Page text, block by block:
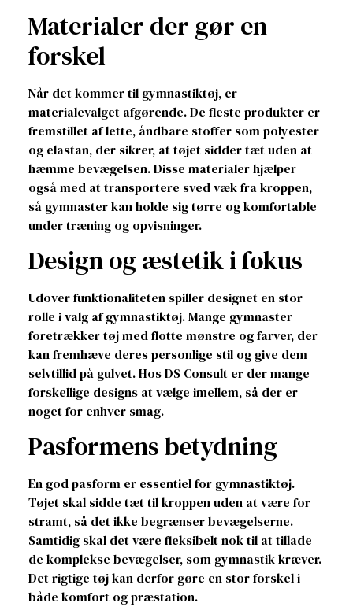
Materialer der gør en
forskel
Når det kommer til gymnastiktøj, er
materialevalget afgørende. De fleste produkter er
fremstillet af lette, åndbare stoffer som polyester
og elastan, der sikrer, at tøjet sidder tæt uden at
hæmme bevægelsen. Disse materialer hjælper
også med at transportere sved væk fra kroppen,
så gymnaster kan holde sig tørre og komfortable
under træning og opvisninger.
Design og æstetik i fokus
Udover funktionaliteten spiller designet en stor
rolle i valg af gymnastiktøj. Mange gymnaster
foretrækker tøj med flotte mønstre og farver, der
kan fremhæve deres personlige stil og give dem
selvtillid på gulvet. Hos DS Consult er der mange
forskellige designs at vælge imellem, så der er
noget for enhver smag.
Pasformens betydning
En god pasform er essentiel for gymnastiktøj.
Tøjet skal sidde tæt til kroppen uden at være for
stramt, så det ikke begrænser bevægelserne.
Samtidig skal det være fleksibelt nok til at tillade
de komplekse bevægelser, som gymnastik kræver.
Det rigtige tøj kan derfor gøre en stor forskel i
både komfort og præstation.